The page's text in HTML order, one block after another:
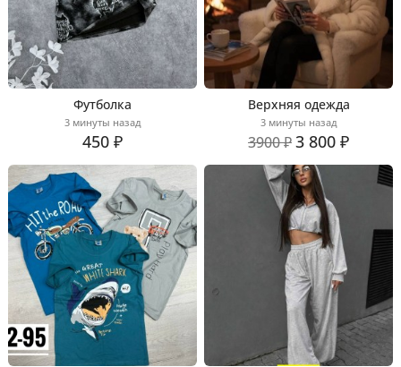
Футболка
3 минуты назад
450 ₽
Верхняя одежда
3 минуты назад
3900 ₽3 800 ₽